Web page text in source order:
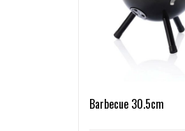
Barbecue 30.5cm